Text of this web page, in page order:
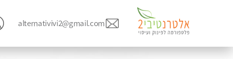
alternativivi2@gmail.com